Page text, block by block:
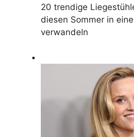
20 trendige
diesen Sommer in
verwandeln